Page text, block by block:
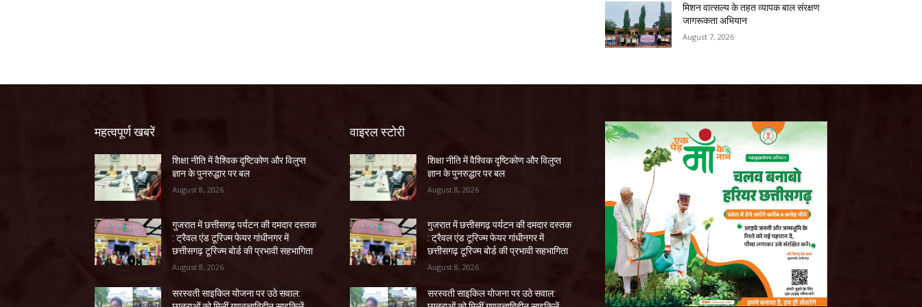
मिशन वात्सल्य के तहत व्यापक बाल संरक्षण
जागरूकता अभियान
August 7, 2026
महत्वपूर्ण खबरें
शिक्षा नीति में वैश्विक दृष्टिकोण और विलुप्त
ज्ञान के पुनरुद्धार पर बल
August 8, 2026
गुजरात में छत्तीसगढ़ पर्यटन की दमदार दस्तक
: ट्रैवल एंड टूरिज्म फेयर गांधीनगर में
छत्तीसगढ़ टूरिज्म बोर्ड की प्रभावी सहभागिता
August 8, 2026
सरस्वती साइकिल योजना पर उठे सवाल:
वाइरल स्टोरी
शिक्षा नीति में वैश्विक दृष्टिकोण और विलुप्त
ज्ञान के पुनरुद्धार पर बल
August 8, 2026
गुजरात में छत्तीसगढ़ पर्यटन की दमदार दस्तक
: ट्रैवल एंड टूरिज्म फेयर गांधीनगर में
छत्तीसगढ़ टूरिज्म बोर्ड की प्रभावी सहभागिता
August 8, 2026
सरस्वती साइकिल योजना पर उठे सवाल: